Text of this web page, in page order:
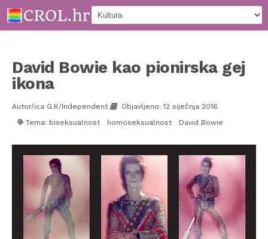
David Bowie kao pionirska gej
ikona
Autor/ica G.K/Independent
Objavljeno: 12 siječnja 2016
Tema: biseksualnost homoseksualnost David Bowie